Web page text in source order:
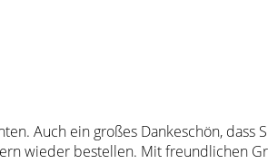
Auch ein großes Dankeschön, dass
wieder bestellen. Mit freundlichen